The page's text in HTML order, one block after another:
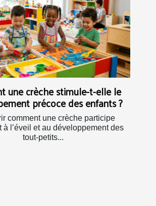
une crèche stimule-t-elle le
précoce des enfants ?
comment une crèche participe
à l’éveil et au développement des
tout-petits...